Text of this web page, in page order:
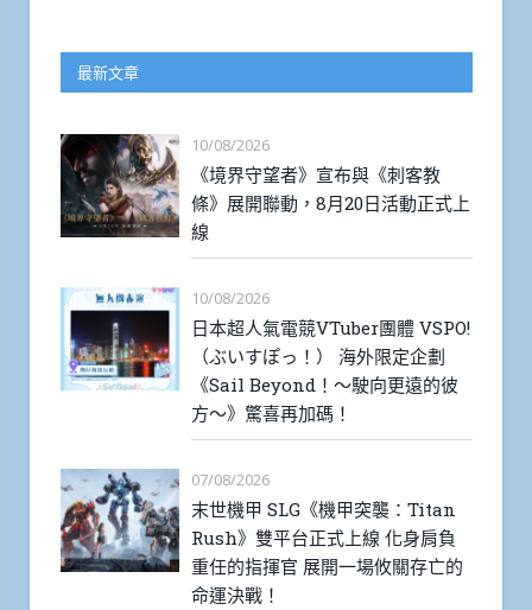
最新文章
10/08/2026
《境界守望者》宣布與《刺客教
條》展開聯動，8月20日活動正式上
線
10/08/2026
日本超人氣電競VTuber團體 VSPO!
（ぶいすぽっ！） 海外限定企劃
《Sail Beyond！～駛向更遠的彼
方～》驚喜再加碼！
07/08/2026
末世機甲 SLG《機甲突襲：Titan
Rush》雙平台正式上線 化身肩負
重任的指揮官 展開一場攸關存亡的
命運決戰！